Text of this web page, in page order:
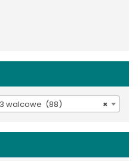
×
walcowe (88)